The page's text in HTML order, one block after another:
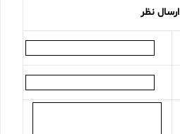
ارسال نظر